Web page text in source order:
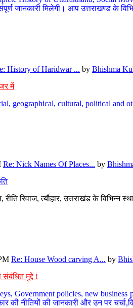
जानकारी मिलेगी। आप उत्तराखण्ड के
History of Haridwar ... by Bhishma
में
geographical, cultural, political
Re: Nick Names Of Places... by
रिवाज, त्यौहार, उत्तराखंड के
Re: House Wood carving A... by
मुद्दे !
Government policies, new
की नीतियों की जानकारी और उन पर